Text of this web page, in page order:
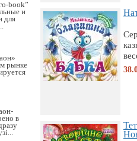
book”
и
для
рынке
в